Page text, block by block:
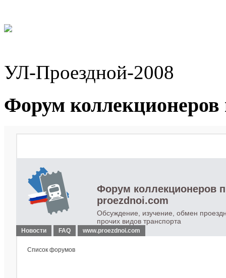
УЛ-Проездной-2008
Форум коллекционеров